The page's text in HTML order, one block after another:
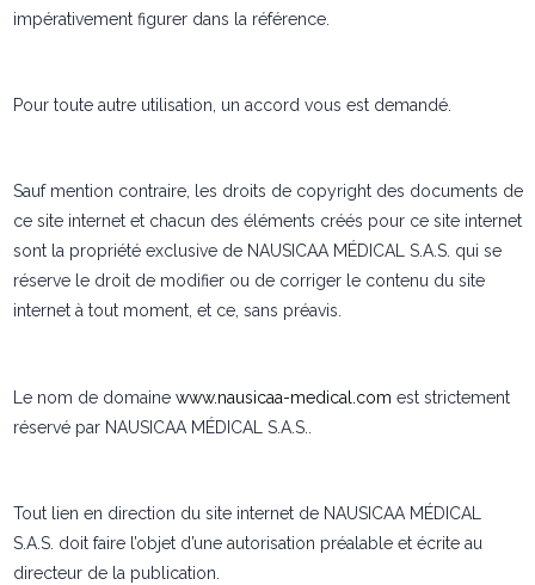
impérativement figurer dans la référence.
Pour toute autre utilisation, un accord vous est demandé.
Sauf mention contraire, les droits de copyright des documents de
ce site internet et chacun des éléments créés pour ce site internet
sont la propriété exclusive de NAUSICAA MÉDICAL S.A.S. qui se
réserve le droit de modifier ou de corriger le contenu du site
internet à tout moment, et ce, sans préavis.
Le nom de domaine www.nausicaa-medical.com est strictement
réservé par NAUSICAA MÉDICAL S.A.S..
Tout lien en direction du site internet de NAUSICAA MÉDICAL
S.A.S. doit faire l’objet d’une autorisation préalable et écrite au
directeur de la publication.